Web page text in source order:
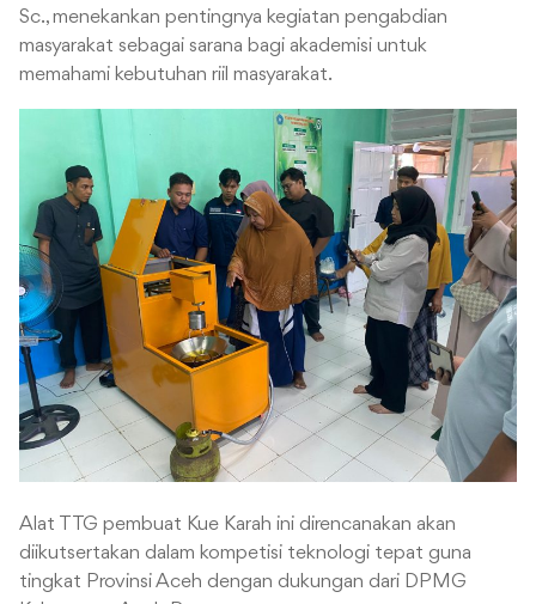
Sc., menekankan pentingnya kegiatan pengabdian
masyarakat sebagai sarana bagi akademisi untuk
memahami kebutuhan riil masyarakat.
Alat TTG pembuat Kue Karah ini direncanakan akan
diikutsertakan dalam kompetisi teknologi tepat guna
tingkat Provinsi Aceh dengan dukungan dari DPMG